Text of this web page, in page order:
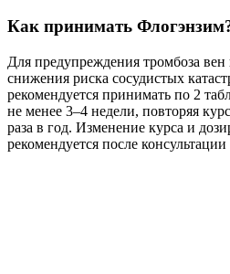
Как принимать
Для предупреждения тромбоза
снижения риска сосудистых
рекомендуется принимать по 2
не менее 3–4 недели, повторяя
раза в год. Изменение курса и
рекомендуется после